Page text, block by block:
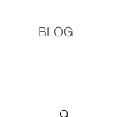
BLOG